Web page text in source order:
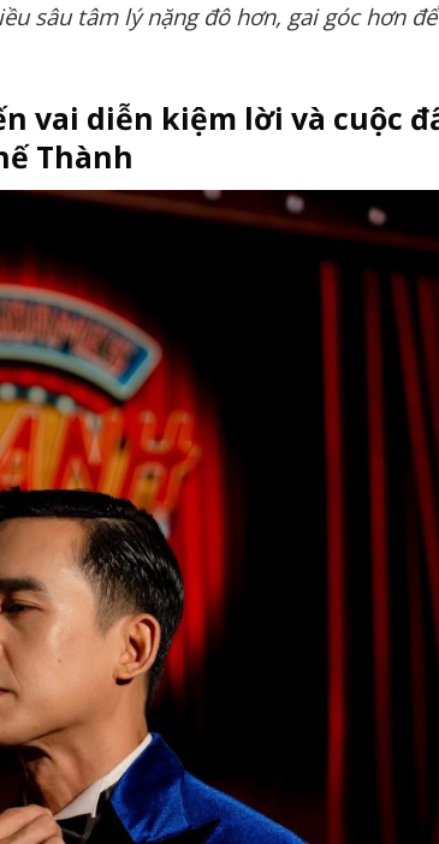
sâu tâm lý nặng đô hơn, gai góc hơn
vai diễn kiệm lời và cuộc
Thành